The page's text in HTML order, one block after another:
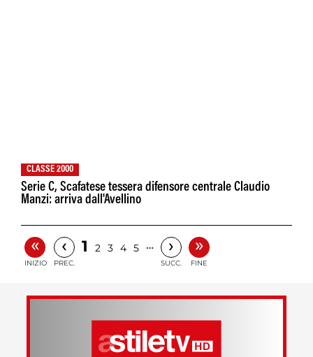
CLASSE 2000
Serie C, Scafatese tessera difensore centrale Claudio
Manzi: arriva dall'Avellino
«
INIZIO
‹
PREC.
1 2 3 4 5 … ›
SUCC.
»
FINE